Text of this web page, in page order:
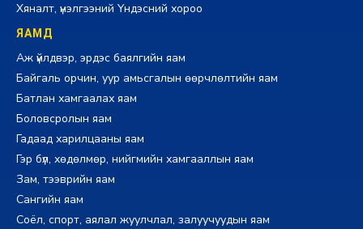
Хяналт, үнэлгээний Үндэсний хороо
ЯАМД
Аж үйлдвэр, эрдэс баялгийн яам
Байгаль орчин, уур амьсгалын өөрчлөлтийн яам
Батлан хамгаалах яам
Боловсролын яам
Гадаад харилцааны яам
Гэр бүл, хөдөлмөр, нийгмийн хамгааллын яам
Зам, тээврийн яам
Сангийн яам
Соёл, спорт, аялал жуулчлал, залуучуудын яам